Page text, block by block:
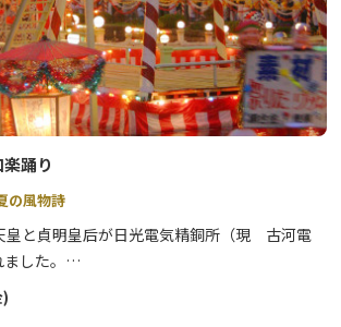
体験 → 三佛堂拝観（案内付）→ 特別開
踊り
の風物詩
皇と貞明皇后が日光電気精銅所（現 古河電
した。
を訪問されるのは初めてのことであり、その
会社・所員の祝賀の席で自然発生的に歌い踊ら